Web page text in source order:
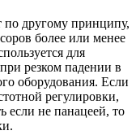
другому принципу,
более или менее
для
резком падении в
оборудования. Если
регулировки,
если не панацеей, то